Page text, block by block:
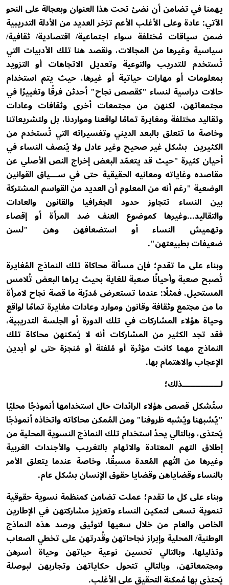
يهمنا في تضامن أن نضئ تحت هذا العنوان وبعجالة على النحو
الآتي: عادة وعلى الأغلب الأعم تزخر العديد من الأدلة التدريبية
ضمن سياقات مُختلفة سواء اجتماعية/ اقتصادية/ ثقافية/
سياسية وغيرها من المجالات، ونقصد هنا تلك الأدبيات التي
تُستخدم للتدريب والتوعية وتعديل الاتجاهات أو التزويد
بمعلومات أو مهارات حياتية أو غيرها، حيث يتم استخدام
حالات دراسية لنساء "كقصص نجاح" أحدثن فرقًا وتغييرًا في
مجتمعاتهن، لكنهن من مجتمعات أخرى وثقافات وعادات
وتقاليد مختلفة ومغايرة تمامًا لواقعنا ومواردنا، بل ولتشريعاتنا
وخاصة ما تتعلق بالبعد الديني وتفسيراته التي تُستخدم من
الكثيرين بشكل غير صحيح وغير عادل ولا يُنصف النساء في
أحيان كثيرة "حيث قد يتعمّد البعض إخراج النص الأصلي عن
مقاصده وغاياته ومعانيه الحقيقية حتى في ســـياق القوانين
الوضعية "رغم أنه من المعلوم أن العديد من القواسم المشتركة
بين النساء تتجاوز حدود الجغرافيا والقانون والعادات
والتقاليد...وغيرها كموضوع العنف ضد المرأة أو إقصاء
وتهميش النساء أو استضعافهن وهن "لسن
ضعيفات بطبيعتهن".
وبناء على ما تقدم؛ فإن مسألة محاكاة تلك النماذج المُغايرة
تُصبح صعبة وأحيانًا صعبة للغاية بحيث يراها البعض تُلامس
المستحيل، فمثلًا: عندما تستعرض مُدرّبة ما قصة نجاح لامرأة
ما من مجتمع وثقافة وقانون وموارد وعادات مغايرة تمامًا لواقع
وحياة هؤلاء المشاركات في تلك الدورة أو الجلسة التدريبية،
فقد تجد الكثير من المشاركات أنه لا يُمكنهن محاكاة تلك
النماذج مهما كانت مؤثرة أو مُلفتة أو مُنجزة حتى لو أبدين
الإعجاب والاهتمام بها.
لـــــــــــــــذلك؛
ستُشكل قصص هؤلاء الرائدات حال استخدامها أنموذجًا محليًا
"يُشبهنا ويُشبه ظروفنا" ومن المُمكن محاكاته واتخاذه أنموذجًا
يُحتذى، وبالتالي يحدُ استخدام تلك النماذج النسوية المحلية من
إطلاق التهم المعتادة والاتهام بالتغريب والأجندات الغربية
وغيرها من التُهم المُعدة مسبقًا، وخاصة عندما يتعلق الأمر
بالنساء وقضاياهن وقضايا حقوق الإنسان بشكل عام.
وبناء على كل ما تقدم؛ عملت تضامن كمنظمة نسوية حقوقية
تنموية تسعى لتمكين النساء وتعزيز مشاركتهن في الإطارين
الخاص والعام من خلال سعيها لتوثيق ورصد هذه النماذج
الوطنية/ المحلية وإبراز نجاحاتهن وقُدرتهن على تخطي الصعاب
وتذليلها، وبالتالي تحسين نوعية حياتهن وحياة أسرهن
ومجتمعاتهن، وبالتالي تتحول حكاياتهن وتجاربهن لبوصلة
يُحتذى بها مُمكنة التحقيق على الأغلب.